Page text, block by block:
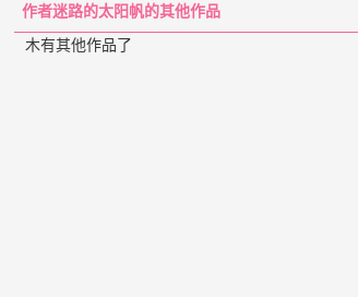
作者迷路的太阳帆的其他作品
木有其他作品了